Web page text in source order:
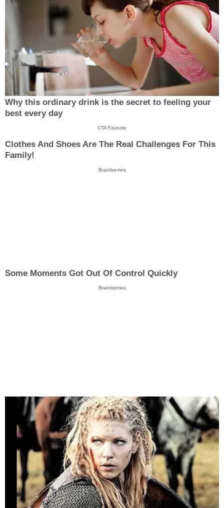
Why this ordinary drink is the secret to feeling your
best every day
CTA Favorite
Clothes And Shoes Are The Real Challenges For This
Family!
Brainberries
Some Moments Got Out Of Control Quickly
Brainberries